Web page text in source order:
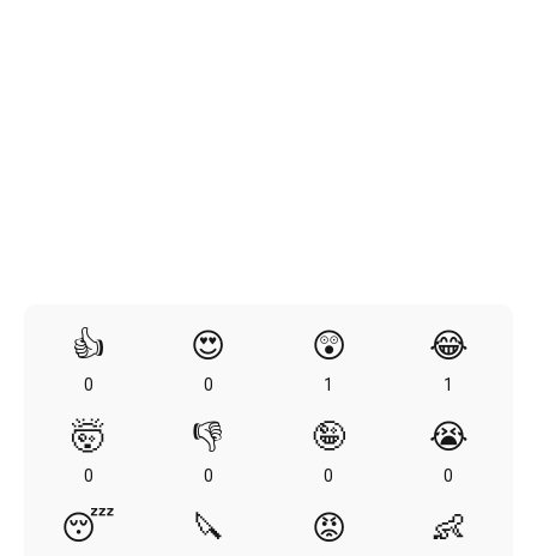
👍
0
😍
0
😲
1
😂
1
🤯
0
👎
0
🤪
0
😭
0
😴 🔪 😡 👶